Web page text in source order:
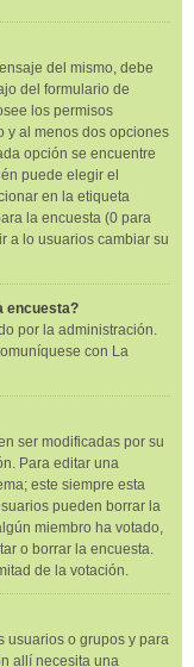
del mismo, debe
del formulario de
los permisos
y al menos dos opciones
opción se encuentre
puede elegir el
en la etiqueta
la encuesta (0 para
a lo usuarios cambiar su
encuesta?
por la administración.
con La
ser modificadas por su
Para editar una
este siempre esta
pueden borrar la
miembro ha votado,
o borrar la encuesta.
de la votación.
usuarios o grupos y para
allí necesita una